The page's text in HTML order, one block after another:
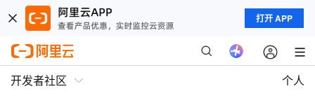
打开 APP
开发者社区 个人